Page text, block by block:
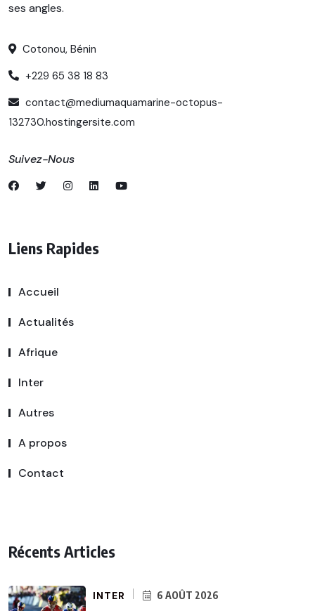
ses angles.
Cotonou, Bénin
+229 65 38 18 83
contact@mediumaquamarine-octopus-
132730.hostingersite.com
Suivez-Nous
Liens Rapides
Accueil
Actualités
Afrique
Inter
Autres
A propos
Contact
Récents Articles
INTER 6 AOÛT 2026